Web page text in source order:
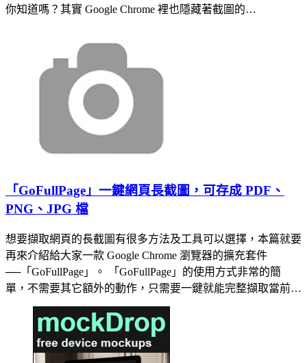
你知道嗎？其實 Google Chrome 裡也隱藏著截圖的…
「GoFullPage」一鍵網頁長截圖，可存成 PDF、
PNG、JPG 檔
想要擷取網頁的長截圖有很多方法及工具可以選擇，本篇就要
再來介紹給大家一款 Google Chrome 瀏覽器的擴充套件
──「GoFullPage」。 「GoFullPage」的使用方式非常的簡
單，不需要其它額外的動作，只需要一鍵就能完整擷取當前…